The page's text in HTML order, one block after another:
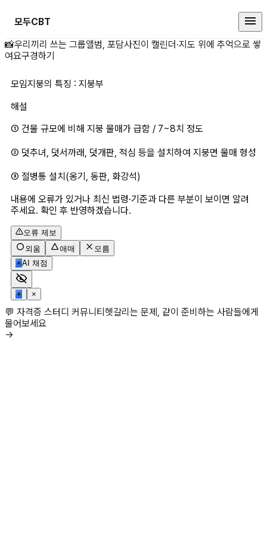
모두CBT
모임지붕의 특징 : 지붕부 상세 페
📸우리끼리 쓰는 그룹앨범, 포담사진이 캘린더·지도 위에 추억으로 쌓
여요구경하기
모임지붕의 특징 : 지붕부
해설
① 건물 규모에 비해 지붕 물매가 급함 / 7~8치 정도
② 덧추녀, 덧서까래, 덧개판, 적심 등을 설치하여 지붕면 물매 형성
③ 절병통 설치(옹기, 동판, 화강석)
내용에 오류가 있거나 최신 법령·기준과 다른 부분이 보이면 알려
주세요. 확인 후 반영하겠습니다.
오류 제보
외움
애매
모름
✳AI 채점
✳ ×
💬 자격증 스터디 커뮤니티헷갈리는 문제, 같이 준비하는 사람들에게
물어보세요
→